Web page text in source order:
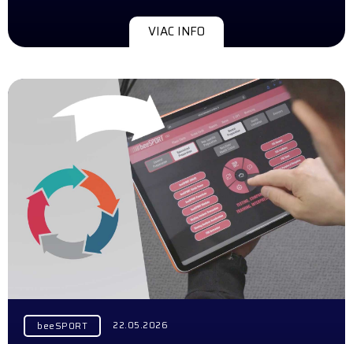
VIAC INFO
beeSPORT 22.05.2026